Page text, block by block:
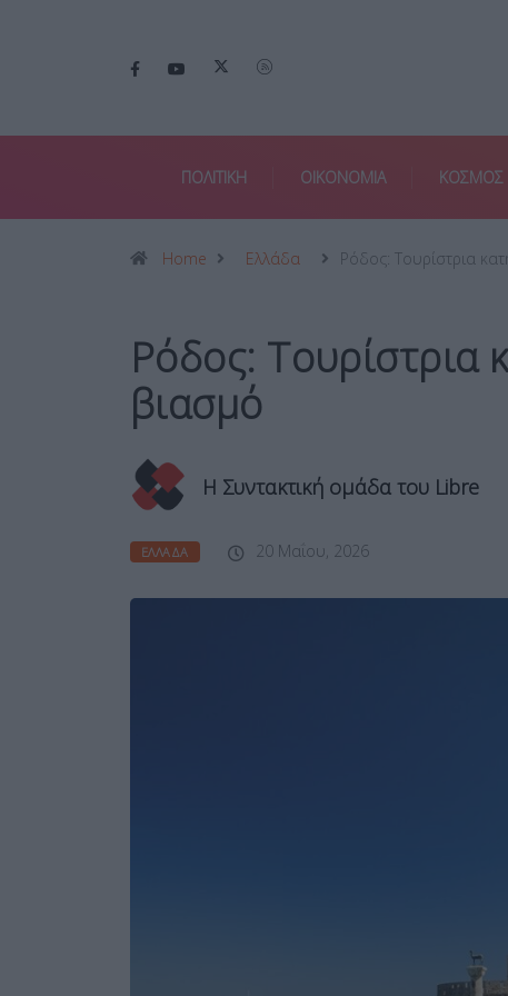
ΠΟΛΙΤΙΚΗ ΟΙΚΟΝΟΜΙΑ ΚΟΣΜΟΣ
Home Ελλάδα Ρόδος: Τουρίστρια
Ρόδος: Τουρίστρια
βιασμό
Η Συντακτική ομάδα του Libre
ΕΛΛΆΔΑ 20 Μαΐου, 2026